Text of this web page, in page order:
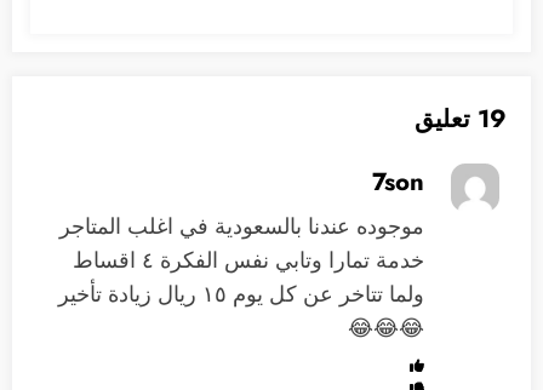
19 تعليق
7son
موجوده عندنا بالسعودية في اغلب المتاجر
خدمة تمارا وتابي نفس الفكرة ٤ اقساط
ولما تتاخر عن كل يوم ١٥ ريال زيادة تأخير
😂😂😂